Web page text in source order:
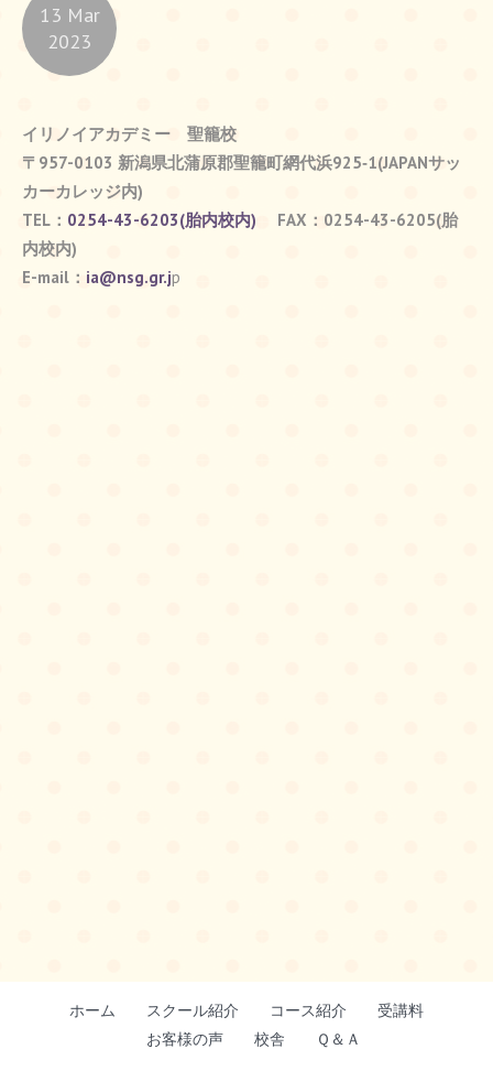
13 Mar
2023
イリノイアカデミー 聖籠校
〒957-0103 新潟県北蒲原郡聖籠町網代浜925‐1(JAPANサッ
カーカレッジ内)
TEL： 0254-43-6203(胎内校内) FAX：0254-43-6205(胎
内校内)
E-mail： ia@nsg.gr.jp
ホーム スクール紹介 コース紹介
受講料
お客様の声
校舎 Ｑ＆Ａ